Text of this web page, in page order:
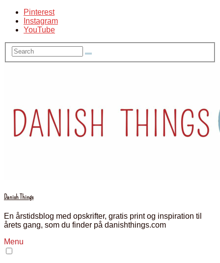
Pinterest
Instagram
YouTube
Danish Things
En årstidsblog med opskrifter, gratis print og inspiration til
årets gang, som du finder på danishthings.com
Menu